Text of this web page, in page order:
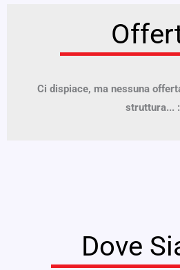
Ci dispiace, ma nessuna
struttura...
Dove